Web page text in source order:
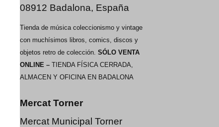
08912 Badalona, España
Tienda de música coleccionismo y vintage
con muchísimos libros, comics, discos y
objetos retro de colección. SÓLO VENTA
ONLINE – TIENDA FÍSICA CERRADA,
ALMACEN Y OFICINA EN BADALONA
Mercat Torner
Mercat Municipal Torner